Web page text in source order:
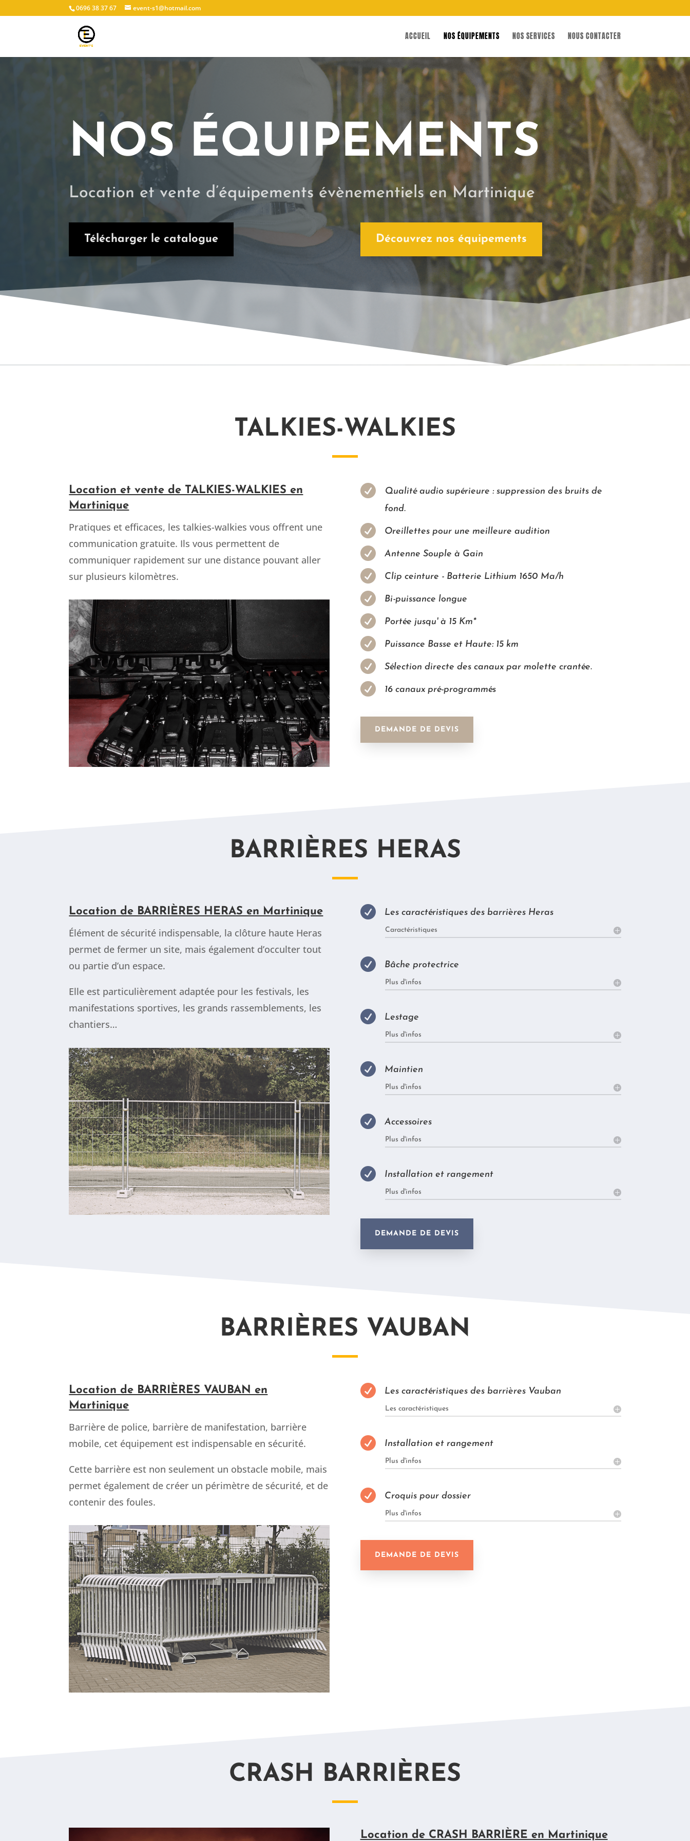
0696 38 37 67 event-s1@hotmail.com
ACCUEIL NOS ÉQUIPEMENTS NOS SERVICES NOUS CONTACTER
NOS ÉQUIPEMENTS
Location et vente d’équipements évènementiels en Martinique
Télécharger le catalogue Découvrez nos équipements
EVENT’S
TALKIES-WALKIES
Location et vente de TALKIES-WALKIES en
Martinique
Pratiques et efficaces, les talkies-walkies vous offrent une
communication gratuite. Ils vous permettent de
communiquer rapidement sur une distance pouvant aller
sur plusieurs kilomètres.

Qualité audio supérieure : suppression des bruits de
fond.
 Oreillettes pour une meilleure audition
 Antenne Souple à Gain
 Clip ceinture - Batterie Lithium 1650 Ma/h
 Bi-puissance longue
 Portée jusqu' à 15 Km*
 Puissance Basse et Haute: 15 km
 Sélection directe des canaux par molette crantée.
 16 canaux pré-programmés
DEMANDE DE DEVIS
BARRIÈRES HERAS
Location de BARRIÈRES HERAS en Martinique
Élément de sécurité indispensable, la clôture haute Heras
permet de fermer un site, mais également d’occulter tout
ou partie d’un espace.
Elle est particulièrement adaptée pour les festivals, les
manifestations sportives, les grands rassemblements, les
chantiers…
 Les caractéristiques des barrières Heras
Caractéristiques
 Bâche protectrice
Plus d'infos
 Lestage
Plus d'infos
 Maintien
Plus d'infos
 Accessoires
Plus d'infos
 Installation et rangement
Plus d'infos
DEMANDE DE DEVIS
BARRIÈRES VAUBAN
Location de BARRIÈRES VAUBAN en
Martinique
Barrière de police, barrière de manifestation, barrière
mobile, cet équipement est indispensable en sécurité.
Cette barrière est non seulement un obstacle mobile, mais
permet également de créer un périmètre de sécurité, et de
contenir des foules.
 Les caractéristiques des barrières Vauban
Les caractéristiques
 Installation et rangement
Plus d'infos
 Croquis pour dossier
Plus d'infos
DEMANDE DE DEVIS
CRASH BARRIÈRES
Location de CRASH BARRIÈRE en Martinique